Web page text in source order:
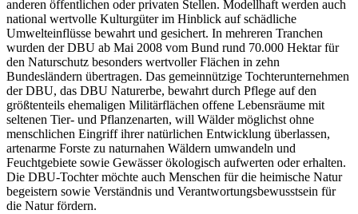
anderen öffentlichen oder privaten Stellen. Modellhaft werden auch
national wertvolle Kulturgüter im Hinblick auf schädliche
Umwelteinflüsse bewahrt und gesichert. In mehreren Tranchen
wurden der DBU ab Mai 2008 vom Bund rund 70.000 Hektar für
den Naturschutz besonders wertvoller Flächen in zehn
Bundesländern übertragen. Das gemeinnützige Tochterunternehmen
der DBU, das DBU Naturerbe, bewahrt durch Pflege auf den
größtenteils ehemaligen Militärflächen offene Lebensräume mit
seltenen Tier- und Pflanzenarten, will Wälder möglichst ohne
menschlichen Eingriff ihrer natürlichen Entwicklung überlassen,
artenarme Forste zu naturnahen Wäldern umwandeln und
Feuchtgebiete sowie Gewässer ökologisch aufwerten oder erhalten.
Die DBU-Tochter möchte auch Menschen für die heimische Natur
begeistern sowie Verständnis und Verantwortungsbewusstsein für
die Natur fördern.